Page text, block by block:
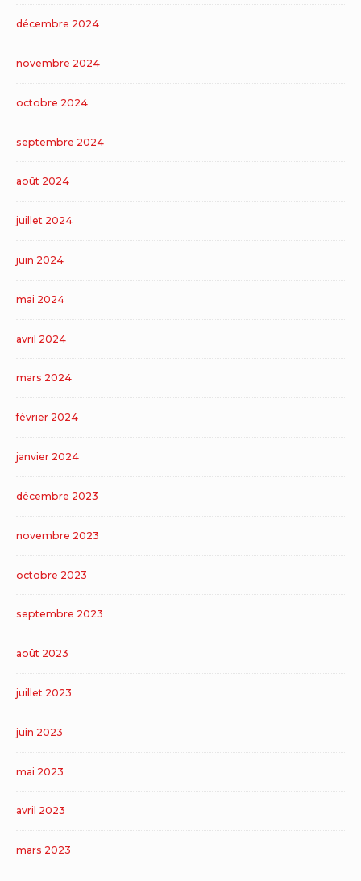
décembre 2024
novembre 2024
octobre 2024
septembre 2024
août 2024
juillet 2024
juin 2024
mai 2024
avril 2024
mars 2024
février 2024
janvier 2024
décembre 2023
novembre 2023
octobre 2023
septembre 2023
août 2023
juillet 2023
juin 2023
mai 2023
avril 2023
mars 2023